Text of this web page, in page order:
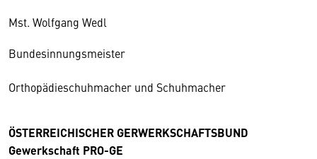
Mst. Wolfgang Wedl
Bundesinnungsmeister
Orthopädieschuhmacher und Schuhmacher
ÖSTERREICHISCHER GERWERKSCHAFTSBUND
Gewerkschaft PRO-GE